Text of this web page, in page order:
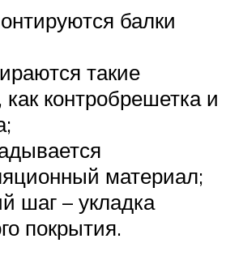
балки
такие
контробрешетка и
материал;
шаг – укладка
покрытия.